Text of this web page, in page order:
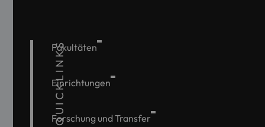
QUICKLINKS
Fakultäten
Einrichtungen
Forschung und Transfer